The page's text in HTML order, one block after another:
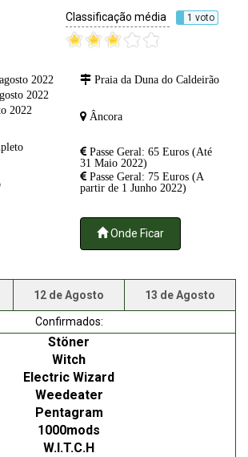
Classificação média 1 voto
2022
2022
2022
Praia da Duna do Caldeirão
Âncora
Passe Geral: 65 Euros (Até
31 Maio 2022)
Passe Geral: 75 Euros (A
partir de 1 Junho 2022)
Onde Ficar
12 de Agosto 13 de Agosto
Confirmados:
Stöner
Witch
Electric Wizard
Weedeater
Pentagram
1000mods
W.I.T.C.H